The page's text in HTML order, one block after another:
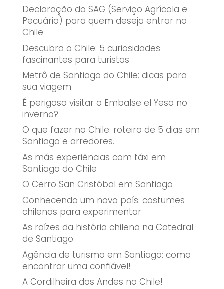
Declaração do SAG (Serviço Agrícola e
Pecuário) para quem deseja entrar no
Chile
Descubra o Chile: 5 curiosidades
fascinantes para turistas
Metrô de Santiago do Chile: dicas para
sua viagem
É perigoso visitar o Embalse el Yeso no
inverno?
O que fazer no Chile: roteiro de 5 dias em
Santiago e arredores.
As más experiências com táxi em
Santiago do Chile
O Cerro San Cristóbal em Santiago
Conhecendo um novo país: costumes
chilenos para experimentar
As raízes da história chilena na Catedral
de Santiago
Agência de turismo em Santiago: como
encontrar uma confiável!
A Cordilheira dos Andes no Chile!